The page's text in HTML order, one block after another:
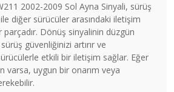
2002-2009 Sol Ayna Sinyali, sürüş
diğer sürücüler arasındaki iletişim
parçadır. Dönüş sinyalinin düzgün
güvenliğinizi artırır ve
etkili bir iletişim sağlar. Eğer
varsa, uygun bir onarım veya